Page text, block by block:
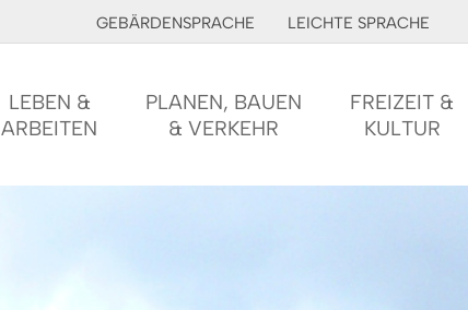
GEBÄRDENSPRACHE LEICHTE SPRACHE
LEBEN &
ARBEITEN
PLANEN, BAUEN
& VERKEHR
FREIZEIT &
KULTUR